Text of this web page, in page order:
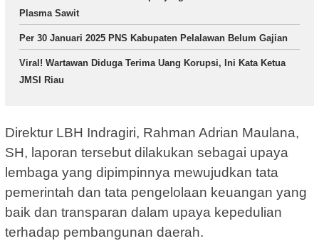
Plasma Sawit
Per 30 Januari 2025 PNS Kabupaten Pelalawan Belum Gajian
Viral! Wartawan Diduga Terima Uang Korupsi, Ini Kata Ketua
JMSI Riau
Direktur LBH Indragiri, Rahman Adrian Maulana,
SH, laporan tersebut dilakukan sebagai upaya
lembaga yang dipimpinnya mewujudkan tata
pemerintah dan tata pengelolaan keuangan yang
baik dan transparan dalam upaya kepedulian
terhadap pembangunan daerah.